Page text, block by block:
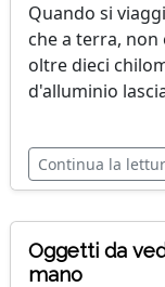
Quando si
che a terra,
oltre dieci
d'alluminio
Continua la
Oggetti da
mano